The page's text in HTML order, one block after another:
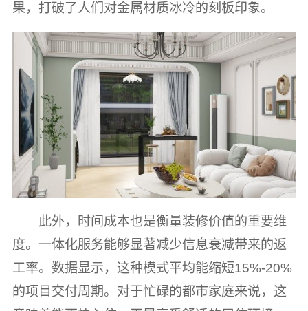
果，打破了人们对金属材质冰冷的刻板印象。
此外，时间成本也是衡量装修价值的重要维
度。一体化服务能够显著减少信息衰减带来的返
工率。数据显示，这种模式平均能缩短15%-20%
的项目交付周期。对于忙碌的都市家庭来说，这